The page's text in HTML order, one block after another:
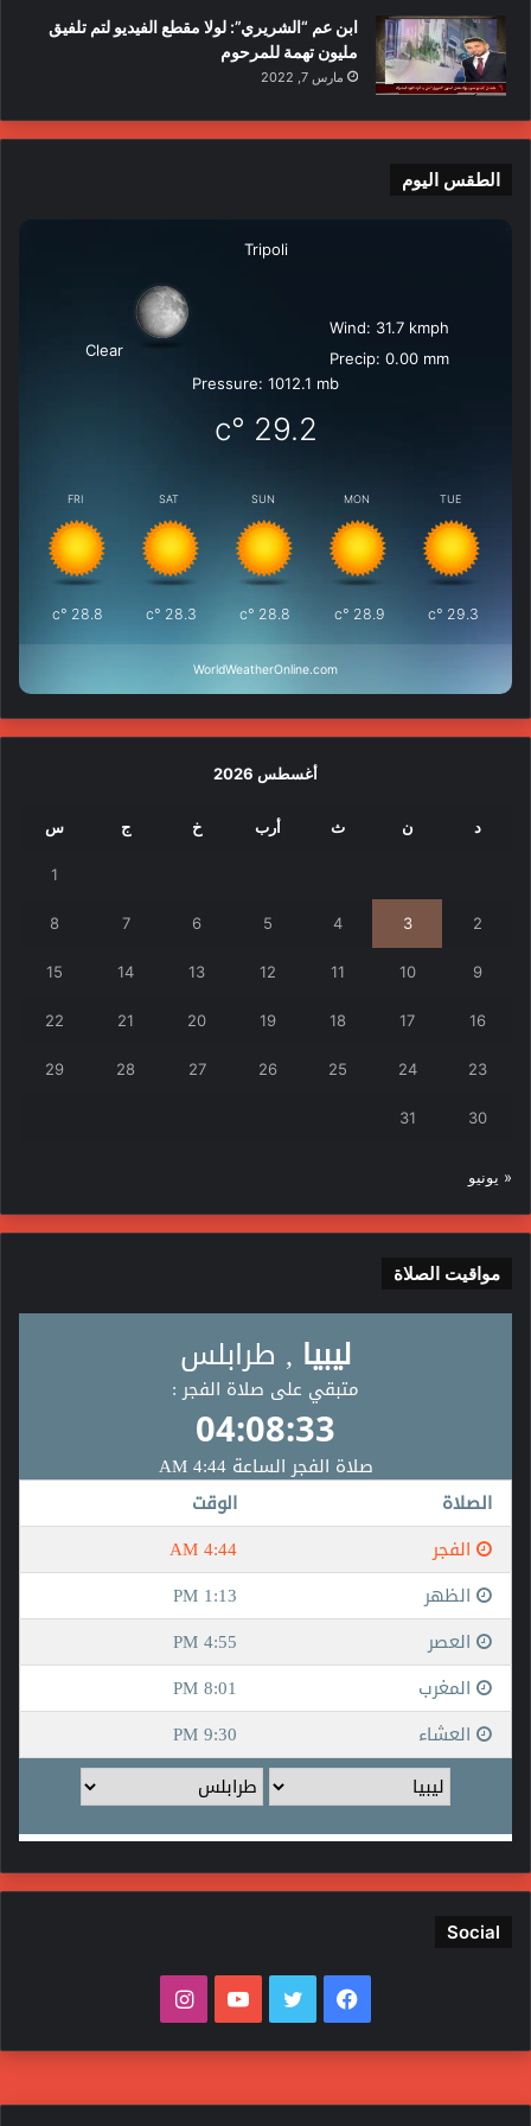
ابن عم “الشريري”: لولا مقطع الفيديو لتم تلفيق
مليون تهمة للمرحوم
مارس 7, 2022
الطقس اليوم
Tripoli
Clear
Wind: 31.7 kmph
Precip: 0.00 mm
Pressure: 1012.1 mb
29.2
°c
FRI
28.8
°c
SAT
28.3
°c
SUN
28.8
°c
MON
28.9
°c
TUE
29.3
°c
WorldWeatherOnline.com
أغسطس 2026
د ن ث أرب خ ج س
1
2
3
4
5
6
7
8
9
10
11
12
13
14
15
16
17
18
19
20
21
22
23
24
25
26
27
28
29
30
31
« يونيو
مواقيت الصلاة
Social
فيسبوك تويتر يوتيوبانستقرام